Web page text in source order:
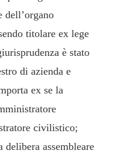
dell’organo
titolare ex lege
è stato
di azienda e
ex se la
civilistico;
assembleare